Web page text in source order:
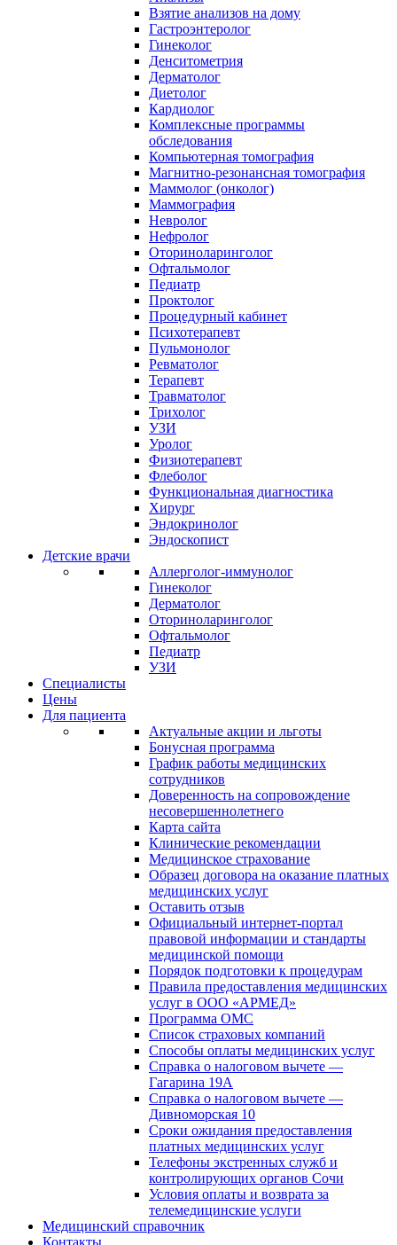
Взятие анализов на дому
Гастроэнтеролог
Гинеколог
Денситометрия
Дерматолог
Диетолог
Кардиолог
Комплексные программы
обследования
Компьютерная томография
Магнитно-резонансная томография
Маммолог (онколог)
Маммография
Невролог
Нефролог
Оториноларинголог
Офтальмолог
Педиатр
Проктолог
Процедурный кабинет
Психотерапевт
Пульмонолог
Ревматолог
Терапевт
Травматолог
Трихолог
УЗИ
Уролог
Физиотерапевт
Флеболог
Функциональная диагностика
Хирург
Эндокринолог
Эндоскопист
Детские врачи
Аллерголог-иммунолог
Гинеколог
Дерматолог
Оториноларинголог
Офтальмолог
Педиатр
УЗИ
Специалисты
Цены
Для пациента
Актуальные акции и льготы
Бонусная программа
График работы медицинских
сотрудников
Доверенность на сопровождение
несовершеннолетнего
Карта сайта
Клинические рекомендации
Медицинское страхование
Образец договора на оказание платных
медицинских услуг
Оставить отзыв
Официальный интернет-портал
правовой информации и стандарты
медицинской помощи
Порядок подготовки к процедурам
Правила предоставления медицинских
услуг в ООО «АРМЕД»
Программа ОМС
Список страховых компаний
Способы оплаты медицинских услуг
Справка о налоговом вычете —
Гагарина 19А
Справка о налоговом вычете —
Дивноморская 10
Сроки ожидания предоставления
платных медицинских услуг
Телефоны экстренных служб и
контролирующих органов Сочи
Условия оплаты и возврата за
телемедицинские услуги
Медицинский справочник
Контакты